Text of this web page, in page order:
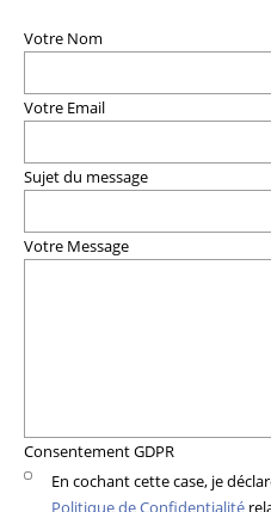
Votre Nom
Votre Email
Sujet du message
Votre Message
Consentement GDPR
En cochant cette case, je